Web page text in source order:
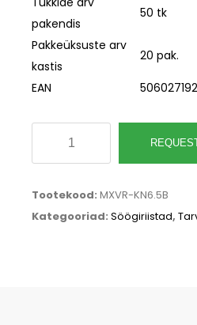
pakendis
50 tk
Pakkeüksuste arv
kastis
20 pak.
EAN
RCPLA,
165
Tootekood: MXVR-KN6.5B
Kategooriad: Söögiriistad,